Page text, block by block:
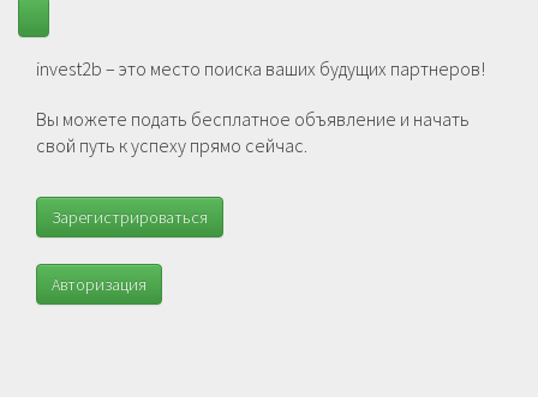
invest2b – это место поиска ваших будущих партнеров!
Вы можете подать бесплатное объявление и начать
свой путь к успеху прямо сейчас.
Зарегистрироваться
Авторизация